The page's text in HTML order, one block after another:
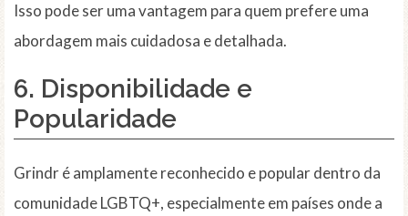
Isso pode ser uma vantagem para quem prefere uma
abordagem mais cuidadosa e detalhada.
6. Disponibilidade e
Popularidade
Grindr é amplamente reconhecido e popular dentro da
comunidade LGBTQ+, especialmente em países onde a